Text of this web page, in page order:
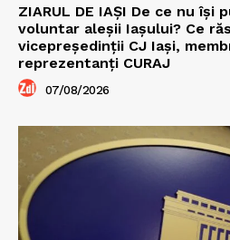
ZIARUL DE IAȘI De ce nu își
voluntar aleșii Iașului? Ce
vicepreședinții CJ Iași,
reprezentanți CURAJ
07/08/2026